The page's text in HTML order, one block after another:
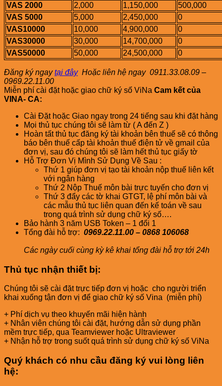
VAS 2000
2,000 1,150,000
500,000
VAS 5000
5,000 2,450,000
0
VAS10000
10,000 4,900,000
0
VAS30000
30,000 14,700,000
0
VAS50000
50,000 24,500,000 0
Đăng ký ngaytại đâyHoặc liên hệ ngay 0911.33.08.09 –
0969.22.11.00
Miễn phí cài đặt hoặc giao chữ ký số ViNa Cam kết của
VINA- CA:
Cài Đặt hoặc Giao ngay trong 24 tiếng sau khi đặt hàng
Mọi thủ tục chúng tôi sẽ làm từ ( A đến Z )
Hoàn tất thủ tục đăng ký tài khoản bên thuế sẽ có thông
báo bên thuế cấp tài khoản thuế điện tử về gmail của
đơn vị, sau đó chúng tôi sẽ làm hết thủ tục giấy tờ
Hỗ Trợ Đơn Vị Mình Sử Dụng Về Sau :
Thứ 1 giúp đơn vị tạo tài khoản nộp thuế liên kết
với ngân hàng
Thứ 2 Nộp Thuế môn bài trực tuyến cho đơn vị
Thứ 3 đẩy các tờ khai GTGT, lệ phí môn bài và
các mẫu thủ tục liên quan đến kế toán về sau
trong quá trình sử dụng chữ ký số….
Bảo hành 3 năm USB Token – 1 đổi 1
Tổng đài hỗ trợ: 0969.22.11.00 – 0868 106068
Các ngày cuối cùng kỳ kê khai tổng đài hỗ trợ tới 24h
Thủ tục nhận thiết bị:
Chúng tôi sẽ cài đặt trực tiếp đơn vị hoặc cho người triển
khai xuống tận đơn vị để giao chữ ký số Vina (miễn phí)
+ Phí dịch vụ theo khuyến mãi hiện hành
+ Nhân viên chúng tôi cài đặt, hướng dẫn sử dụng phần
mềm trực tiếp, qua Teamviewer hoặc Ultraviewer
+ Nhận hỗ trợ trong suốt quá trình sử dụng chữ ký số ViNa
Quý khách có nhu cầu đăng ký vui lòng liên
hệ: